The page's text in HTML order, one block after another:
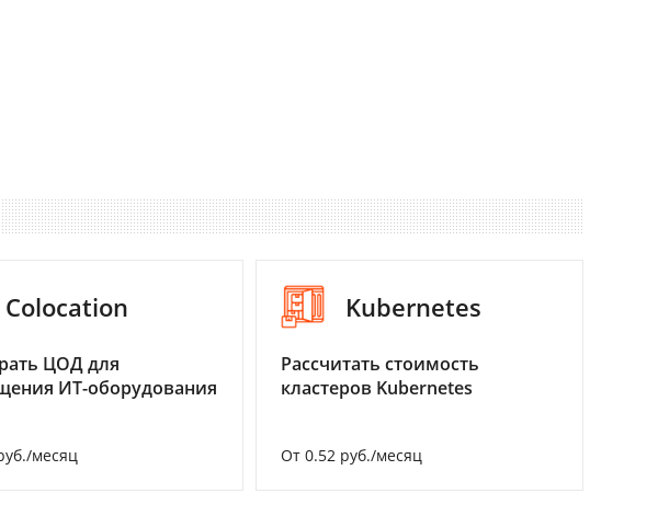
Colocation
ЦОД для
ИТ-оборудования
месяц
Kubernetes
Рассчитать стоимость
кластеров Kubernetes
От 0.52 руб./месяц